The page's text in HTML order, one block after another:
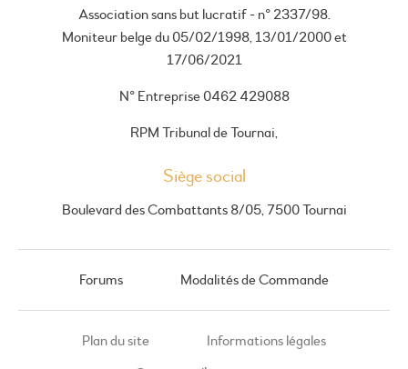
Association sans but lucratif - n° 2337/98.
Moniteur belge du 05/02/1998, 13/01/2000 et
17/06/2021
N° Entreprise 0462 429088
RPM Tribunal de Tournai,
Siège social
Boulevard des Combattants 8/05, 7500 Tournai
Forums Modalités de Commande
Plan du site
Informations légales